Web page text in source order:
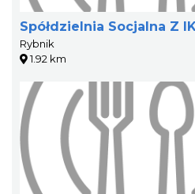
Spółdzielnia Socjalna Z
Rybnik
1.92 km